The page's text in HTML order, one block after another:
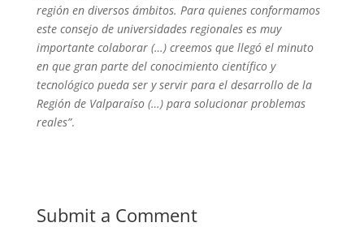
región en diversos ámbitos. Para quienes conformamos
este consejo de universidades regionales es muy
importante colaborar (…) creemos que llegó el minuto
en que gran parte del conocimiento científico y
tecnológico pueda ser y servir para el desarrollo de la
Región de Valparaíso (…) para solucionar problemas
reales”.
Submit a Comment